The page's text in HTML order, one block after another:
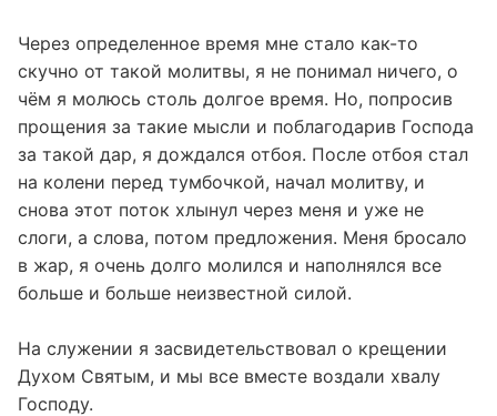
Через определенное время мне стало как-то
скучно от такой молитвы, я не понимал ничего, о
чём я молюсь столь долгое время. Но, попросив
прощения за такие мысли и поблагодарив Господа
за такой дар, я дождался отбоя. После отбоя стал
на колени перед тумбочкой, начал молитву, и
снова этот поток хлынул через меня и уже не
слоги, а слова, потом предложения. Меня бросало
в жар, я очень долго молился и наполнялся все
больше и больше неизвестной силой.
На служении я засвидетельствовал о крещении
Духом Святым, и мы все вместе воздали хвалу
Господу.